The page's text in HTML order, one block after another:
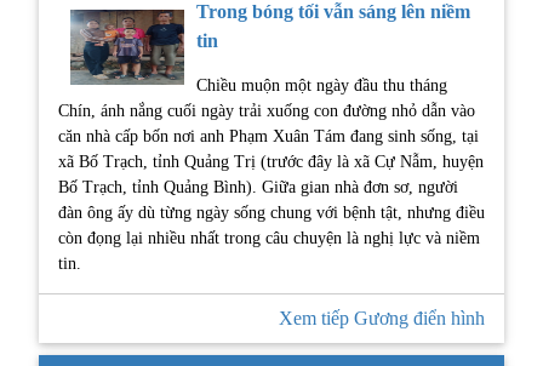
Trong bóng tối vẫn sáng lên niềm
tin
Chiều muộn một ngày đầu thu tháng
Chín, ánh nắng cuối ngày trải xuống con đường nhỏ dẫn vào
căn nhà cấp bốn nơi anh Phạm Xuân Tám đang sinh sống, tại
xã Bố Trạch, tỉnh Quảng Trị (trước đây là xã Cự Nẫm, huyện
Bố Trạch, tỉnh Quảng Bình). Giữa gian nhà đơn sơ, người
đàn ông ấy dù từng ngày sống chung với bệnh tật, nhưng điều
còn đọng lại nhiều nhất trong câu chuyện là nghị lực và niềm
tin.
Xem tiếp Gương điển hình